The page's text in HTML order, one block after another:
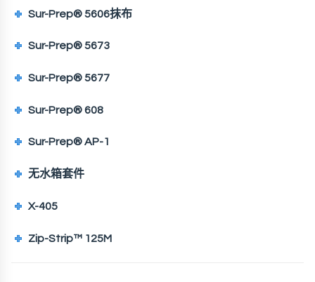
Sur-Prep® 5606抹布
Sur-Prep® 5673
Sur-Prep® 5677
Sur-Prep® 608
Sur-Prep® AP-1
无水箱套件
X-405
Zip-Strip™ 125M